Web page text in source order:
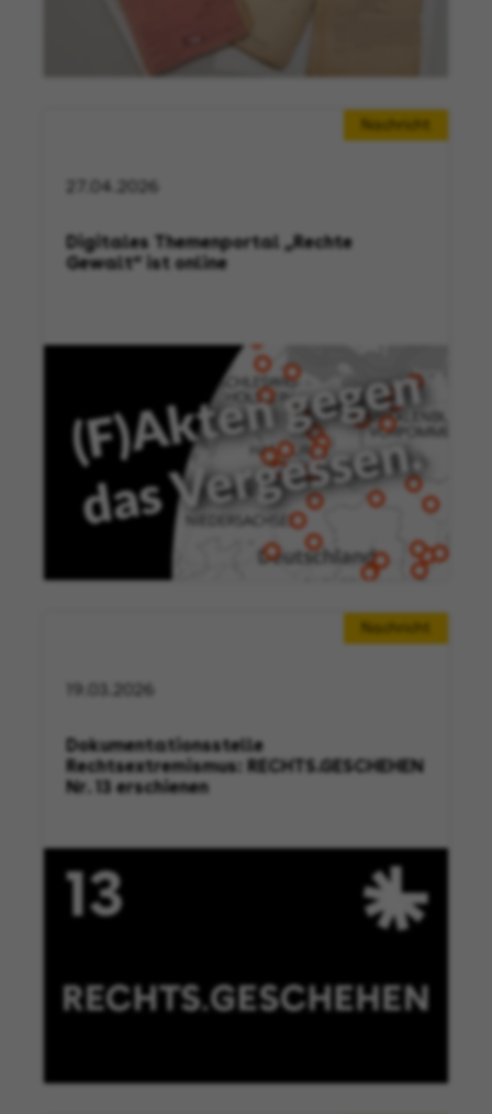
Nachricht
27.04.2026
Digitales Themenportal „Rechte
Gewalt“ ist online
Nachricht
19.03.2026
Dokumentationsstelle
Rechtsextremismus: RECHTS.GESCHEHEN
Nr. 13 erschienen